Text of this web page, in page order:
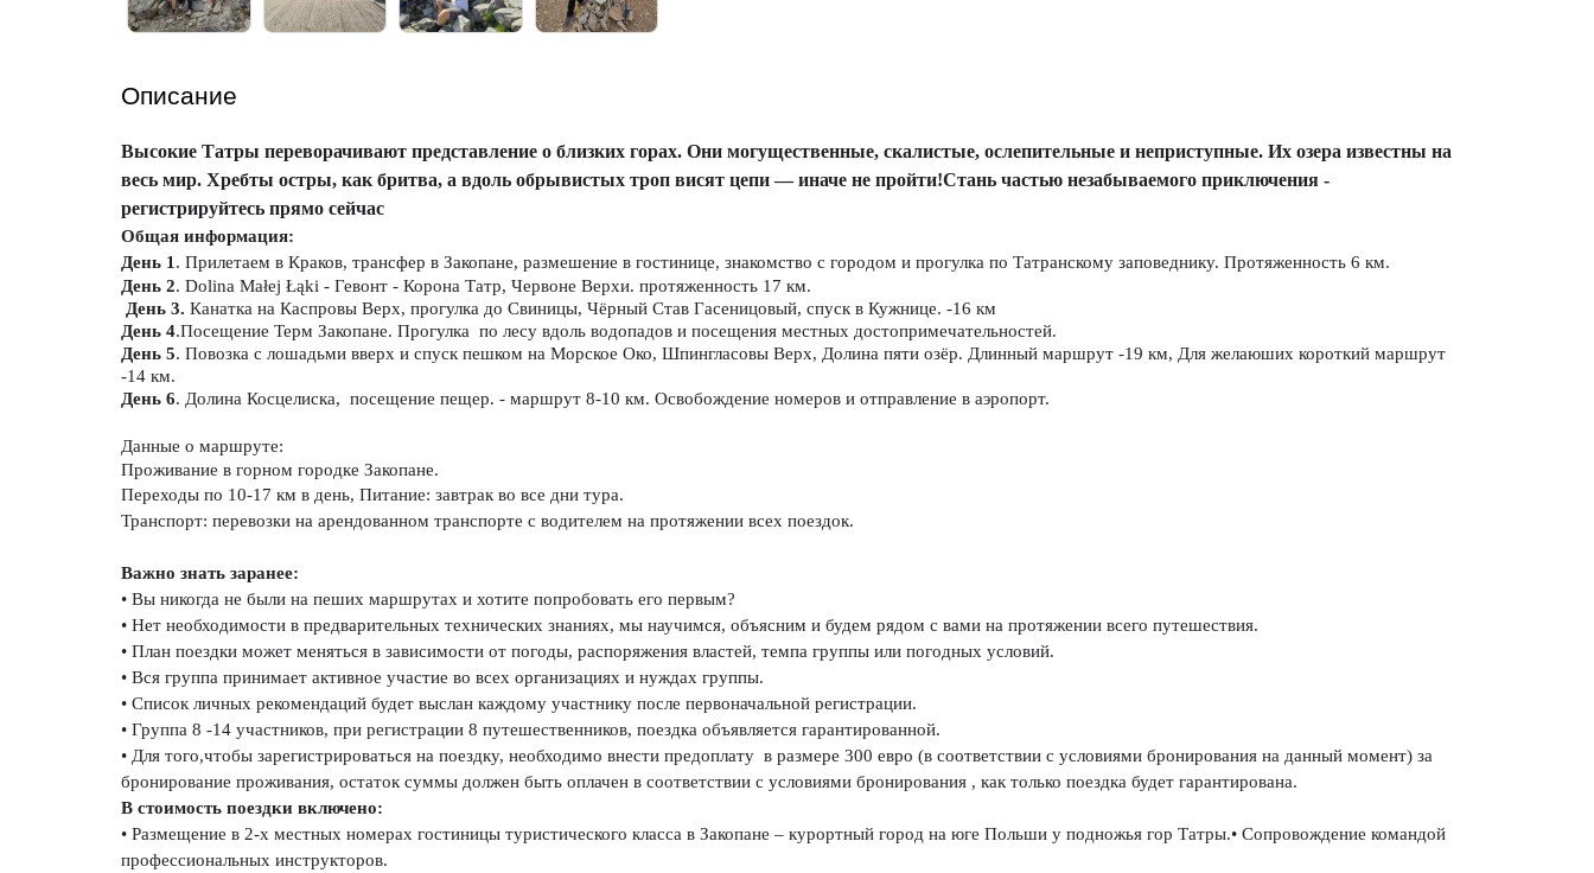
Описание
Высокие Татры переворачивают представление о близких горах. Они могущественные, скалистые, ослепительные и неприступные. Их озера известны на
весь мир. Хребты остры, как бритва, а вдоль обрывистых троп висят цепи — иначе не пройти!Стань частью незабываемого приключения -
регистрируйтесь прямо сейчас
Общая информация:
День 1. Прилетаем в Краков, трансфер в Закопане, размешение в гостинице, знакомство с городом и прогулка по Татранскому заповеднику. Протяженность 6 км.
День 2. Dolina Małej Łąki - Гевонт - Корона Татр, Червоне Верхи. протяженность 17 км.
День 3. Канатка на Каспровы Верх, прогулка до Свиницы, Чёрный Став Гасеницовый, спуск в Кужнице. -16 км
День 4.Посещение Терм Закопане. Прогулка  по лесу вдоль водопадов и посещения местных достопримечательностей.
День 5. Повозка с лошадьми вверх и спуск пешком на Морское Око, Шпингласовы Верх, Долина пяти озёр. Длинный маршрут -19 км, Для желаюших короткий маршрут
-14 км.
День 6. Долина Косцелиска,  посещение пещер. - маршрут 8-10 км. Освобождение номеров и отправление в аэропорт.
Данные о маршруте:
Проживание в горном городке Закопане.
Переходы по 10-17 км в день, Питание: завтрак во все дни тура.
Транспорт: перевозки на арендованном транспорте с водителем на протяжении всех поездок.
Важно знать заранее:
• Вы никогда не были на пеших маршрутах и хотите попробовать его первым?
• Нет необходимости в предварительных технических знаниях, мы научимся, объясним и будем рядом с вами на протяжении всего путешествия.
• План поездки может меняться в зависимости от погоды, распоряжения властей, темпа группы или погодных условий.
• Вся группа принимает активное участие во всех организациях и нуждах группы.
• Список личных рекомендаций будет выслан каждому участнику после первоначальной регистрации.
• Группа 8 -14 участников, при регистрации 8 путешественников, поездка объявляется гарантированной.
• Для того,чтобы зарегистрироваться на поездку, необходимо внести предоплату  в размере 300 евро (в соответствии с условиями бронирования на данный момент) за
бронирование проживания, остаток суммы должен быть оплачен в соответствии с условиями бронирования , как только поездка будет гарантирована.
В стоимость поездки включено:
• Размещение в 2-х местных номерах гостиницы туристического класса в Закопане – курортный город на юге Польши у подножья гор Татры.• Сопровождение командой
профессиональных инструкторов.